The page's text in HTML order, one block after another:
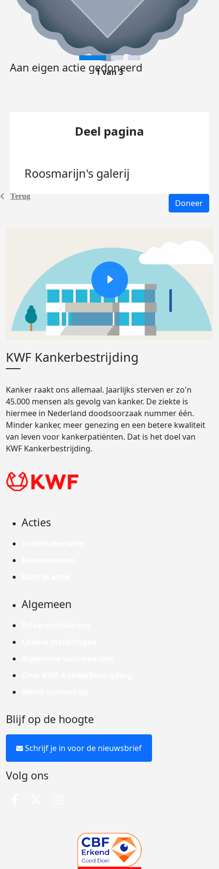
Terug
Aan eigen actie gedoneerd
1 van 3
Deel pagina
Roosmarijn's galerij
Doneer
KWF Kankerbestrijding
Kanker raakt ons allemaal. Jaarlijks sterven er zo'n
45.000 mensen als gevolg van kanker. De ziekte is
hiermee in Nederland doodsoorzaak nummer één.
Minder kanker, meer genezing en een betere kwaliteit
van leven voor kankerpatiënten. Dat is het doel van
KWF Kankerbestrijding.
Acties
Algemeen
Blijf op de hoogte
Schrijf je in voor de nieuwsbrief
Volg ons